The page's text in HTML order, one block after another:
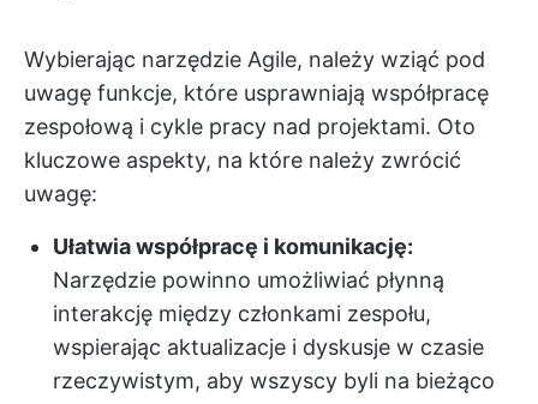
Wybierając narzędzie Agile, należy wziąć pod
uwagę funkcje, które usprawniają współpracę
zespołową i cykle pracy nad projektami. Oto
kluczowe aspekty, na które należy zwrócić
uwagę:
Ułatwia współpracę i komunikację:
Narzędzie powinno umożliwiać płynną
interakcję między członkami zespołu,
wspierając aktualizacje i dyskusje w czasie
rzeczywistym, aby wszyscy byli na bieżąco